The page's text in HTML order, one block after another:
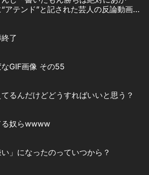
テンド”と記された芸人の反論動画引
了
GIF画像 その55
るんだけどどうすればいいと思う？
る奴らwwww
」になったのっていつから？